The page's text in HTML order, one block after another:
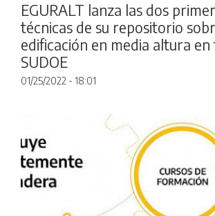
EGURALT lanza las dos
técnicas de su repositorio
edificación en media altura
SUDOE
01/25/2022 - 18:01